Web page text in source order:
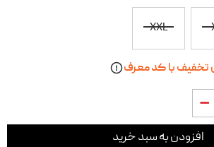
XXL
افزودن به سبد خرید